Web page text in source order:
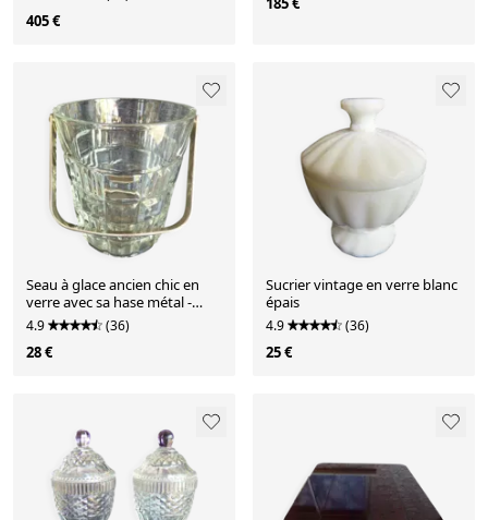
405 €
Seau à glace ancien chic en
verre avec sa hase métal -
Excellent éat
4.9 (36)
28 €
Sucrier vintage en verre blanc
épais
4.9 (36)
25 €